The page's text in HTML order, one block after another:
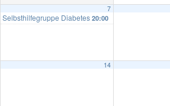
7
Selbsthilfegruppe Diabetes 20:00
14